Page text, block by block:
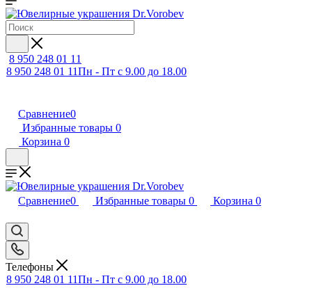
8 950 248 01 11
8 950 248 01 11Пн - Пт с 9.00 до 18.00
Сравнение0
Избранные товары 0
Корзина 0
Сравнение0 Избранные товары 0 Корзина 0
Телефоны
8 950 248 01 11Пн - Пт с 9.00 до 18.00